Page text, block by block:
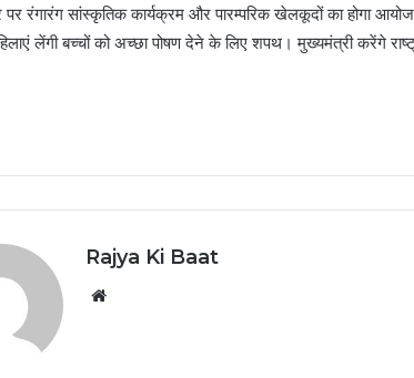
रंगारंग सांस्कृतिक कार्यक्रम और पारम्परिक खेलकूदों का होगा
लेंगी बच्चों को अच्छा पोषण देने के लिए शपथ। मुख्यमंत्री करेंगे
Rajya Ki Baat